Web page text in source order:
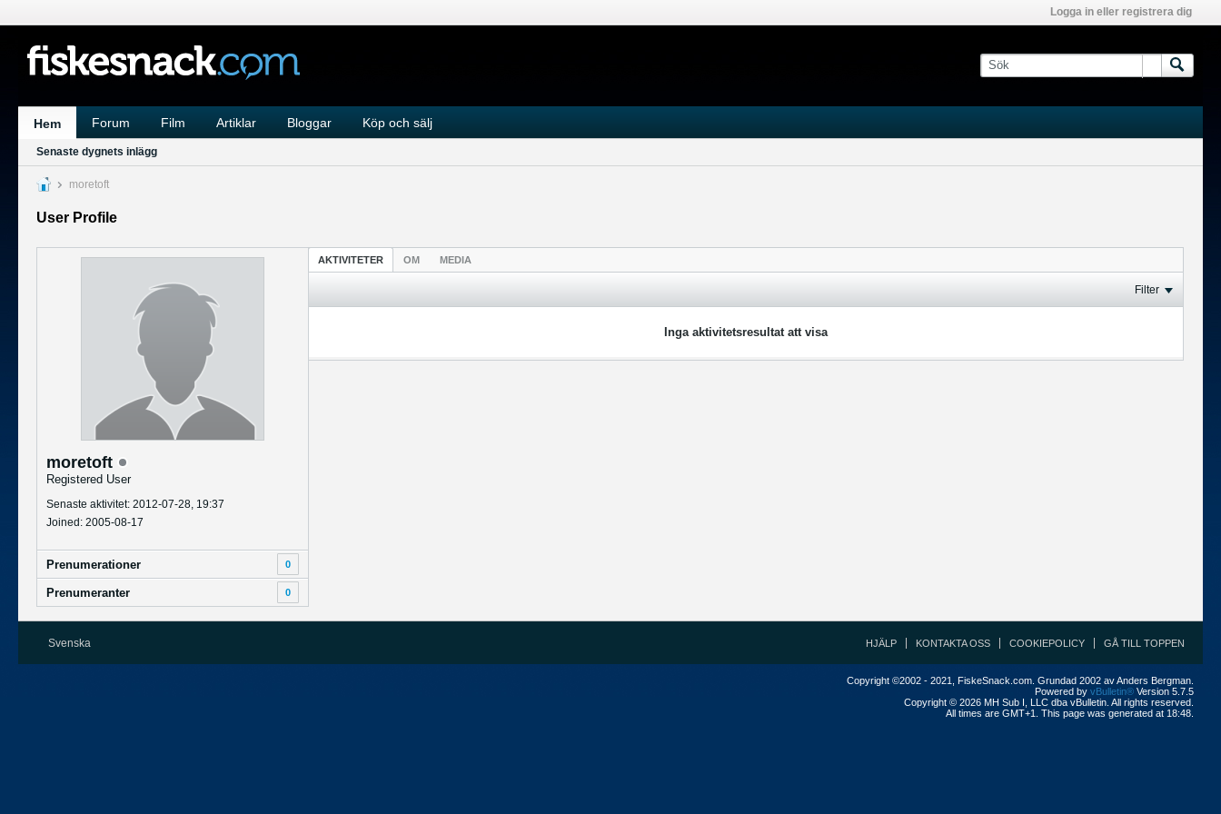
Logga in eller registrera dig
Hem Forum Film Artiklar Bloggar Köp och sälj
Senaste dygnets inlägg
moretoft
User Profile
moretoft
Registered User
Senaste aktivitet: 2012-07-28, 19:37
Joined: 2005-08-17
Prenumerationer 0
Prenumeranter 0
AKTIVITETER OM MEDIA
Filter
Inga aktivitetsresultat att visa
Svenska HJÄLP KONTAKTA OSS COOKIEPOLICY GÅ TILL TOPPEN
Copyright ©2002 - 2021, FiskeSnack.com. Grundad 2002 av Anders Bergman.
Powered by vBulletin® Version 5.7.5
Copyright © 2026 MH Sub I, LLC dba vBulletin. All rights reserved.
All times are GMT+1. This page was generated at 18:48.